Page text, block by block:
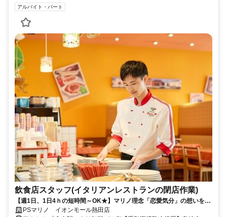
アルバイト・パート
飲食店スタッフ(イタリアンレストランの閉店作業)
【週1日、1日4ｈの短時間～OK★】マリノ理念「恋愛気分」の想いを実
現！イタリアンマリノで働こう！
PSマリノ イオンモール熱田店